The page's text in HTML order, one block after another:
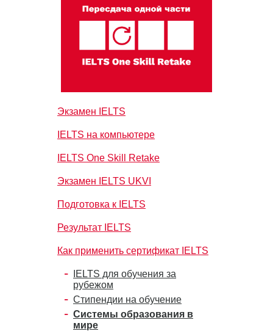
Экзамен IELTS
IELTS на компьютере
IELTS One Skill Retake
Экзамен IELTS UKVI
Подготовка к IELTS
Результат IELTS
Как применить сертификат IELTS
IELTS для обучения за
рубежом
Стипендии на обучение
Системы образования в
мире